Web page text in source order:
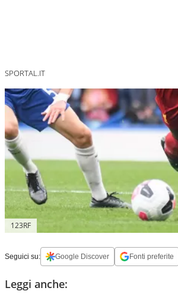
SPORTAL.IT
123RF
Seguici su: Google Discover Fonti preferite
Leggi anche: